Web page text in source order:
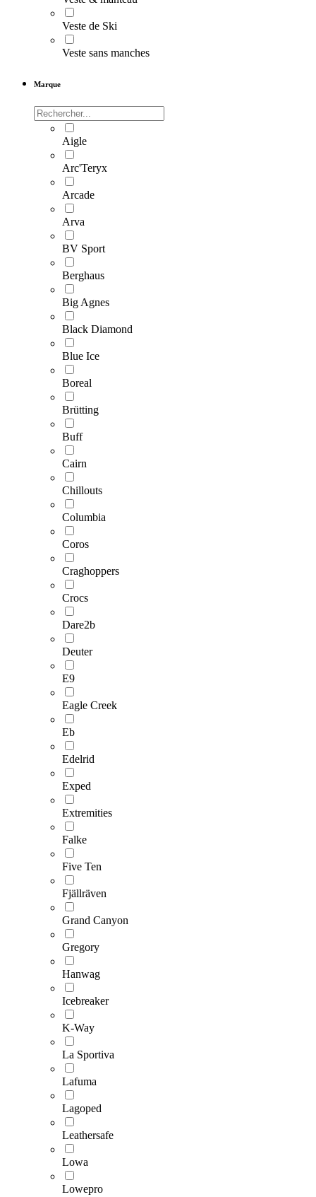
Veste de Ski
Veste sans manches
Marque
Aigle
Arc'Teryx
Arcade
Arva
BV Sport
Berghaus
Big Agnes
Black Diamond
Blue Ice
Boreal
Brütting
Buff
Cairn
Chillouts
Columbia
Coros
Craghoppers
Crocs
Dare2b
Deuter
E9
Eagle Creek
Eb
Edelrid
Exped
Extremities
Falke
Five Ten
Fjällräven
Grand Canyon
Gregory
Hanwag
Icebreaker
K-Way
La Sportiva
Lafuma
Lagoped
Leathersafe
Lowa
Lowepro